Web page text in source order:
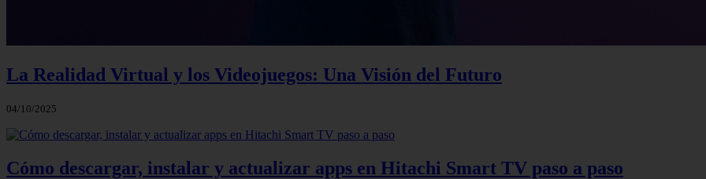
La Realidad Virtual y los Videojuegos: Una Visión del Futuro
04/10/2025
Cómo descargar, instalar y actualizar apps en Hitachi Smart TV paso a paso